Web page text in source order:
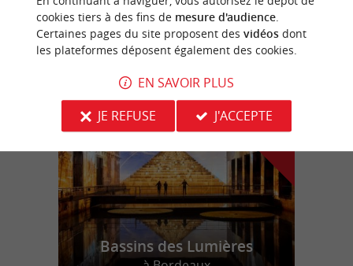
n
o
t
r
e
c
o
u
p
d
e
c
o
e
u
r
Bassins des Lumières
cookies tiers à des fins de mesure d'audience.
Certaines pages du site proposent des vidéosdont
les plateformes déposent également des cookies.
EN SAVOIR PLUS
JE REFUSE
J'ACCEPTE